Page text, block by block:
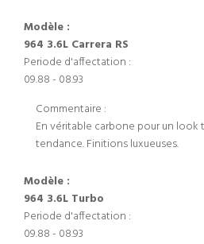
Modèle :
964 3.6L Carrera RS
Periode d'affectation :
09.88 - 08.93
Commentaire :
En véritable carbone pour un look
tendance. Finitions luxueuses.
Modèle :
964 3.6L Turbo
Periode d'affectation :
09.88 - 08.93